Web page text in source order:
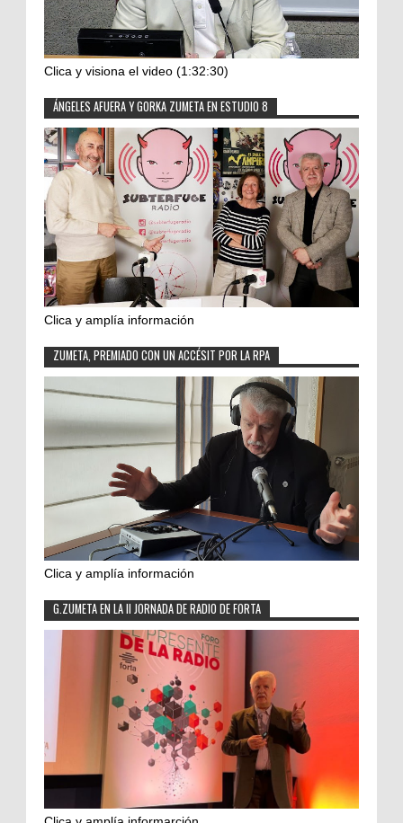
Clica y visiona el video (1:32:30)
ÁNGELES AFUERA Y GORKA ZUMETA EN ESTUDIO 8
Clica y amplía información
ZUMETA, PREMIADO CON UN ACCÉSIT POR LA RPA
Clica y amplía información
G.ZUMETA EN LA II JORNADA DE RADIO DE FORTA